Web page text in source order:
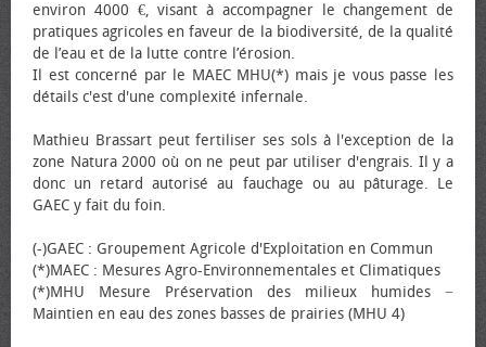
environ 4000 €, visant à accompagner le changement de
pratiques agricoles en faveur de la biodiversité, de la qualité
de l’eau et de la lutte contre l’érosion.
Il est concerné par le MAEC MHU(*) mais je vous passe les
détails c'est d'une complexité infernale.
Mathieu Brassart peut fertiliser ses sols à l'exception de la
zone Natura 2000 où on ne peut par utiliser d'engrais. Il y a
donc un retard autorisé au fauchage ou au pâturage. Le
GAEC y fait du foin.
(-)GAEC : Groupement Agricole d'Exploitation en Commun
(*)MAEC : Mesures Agro-Environnementales et Climatiques
(*)MHU Mesure Préservation des milieux humides −
Maintien en eau des zones basses de prairies (MHU 4)